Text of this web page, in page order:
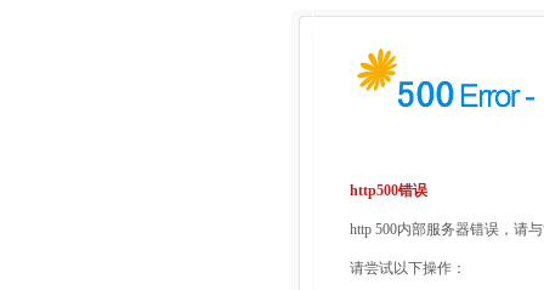
http500错误
http 500内部服务器错误，请
请尝试以下操作：